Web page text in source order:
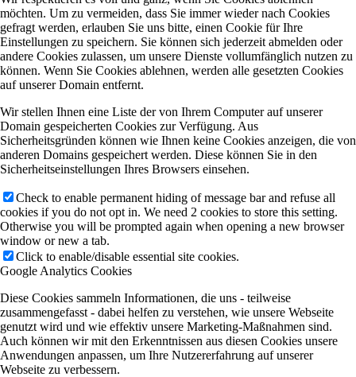
möchten. Um zu vermeiden, dass Sie immer wieder nach Cookies
gefragt werden, erlauben Sie uns bitte, einen Cookie für Ihre
Einstellungen zu speichern. Sie können sich jederzeit abmelden oder
andere Cookies zulassen, um unsere Dienste vollumfänglich nutzen zu
können. Wenn Sie Cookies ablehnen, werden alle gesetzten Cookies
auf unserer Domain entfernt.
Wir stellen Ihnen eine Liste der von Ihrem Computer auf unserer
Domain gespeicherten Cookies zur Verfügung. Aus
Sicherheitsgründen können wie Ihnen keine Cookies anzeigen, die von
anderen Domains gespeichert werden. Diese können Sie in den
Sicherheitseinstellungen Ihres Browsers einsehen.
Check to enable permanent hiding of message bar and refuse all
cookies if you do not opt in. We need 2 cookies to store this setting.
Otherwise you will be prompted again when opening a new browser
window or new a tab.
Click to enable/disable essential site cookies.
Google Analytics Cookies
Diese Cookies sammeln Informationen, die uns - teilweise
zusammengefasst - dabei helfen zu verstehen, wie unsere Webseite
genutzt wird und wie effektiv unsere Marketing-Maßnahmen sind.
Auch können wir mit den Erkenntnissen aus diesen Cookies unsere
Anwendungen anpassen, um Ihre Nutzererfahrung auf unserer
Webseite zu verbessern.